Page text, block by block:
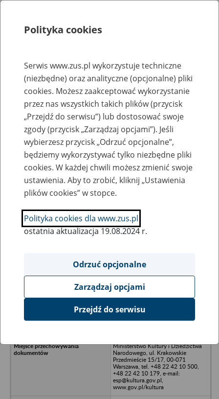
Rejestry, ewidencje i archiwa
Baza zlikwidowanych lub
przekształconych zakładów pracy
Nazwa zakładu pracy:
SZUKAJ
Ukryj wszystkie pozycje bazy
Zjednoczenie Przemysłu
Ministerstwo Kultury i Dziedzictwa
Narodowego, ul. Krakowskie
Przedmieście 15/17, 00-071
Warszawa, tel. +48 22 42 10 500,
+48 22 42 10 179, e-mail:
esp@kultura.gov.pl,
www.gov.pl/kultura
Polityka cookies
Serwis www.zus.pl wykorzystuje techniczne
(niezbędne) oraz analityczne (opcjonalne) pliki
cookies. Możesz zaakceptować wykorzystanie
przez nas wszystkich takich plików (przycisk
„Przejdź do serwisu”) lub dostosować swoje
zgody (przycisk „Zarządzaj opcjami”). Jeśli
wybierzesz przycisk „Odrzuć opcjonalne”,
będziemy wykorzystywać tylko niezbędne pliki
cookies. W każdej chwili możesz zmienić swoje
ustawienia. Aby to zrobić, kliknij „Ustawienia
plików cookies” w stopce.
Polityka cookies dla www.zus.pl
ostatnia aktualizacja 19.08.2024 r.
Odrzuć opcjonalne
Zarządzaj opcjami
Przejdź do serwisu